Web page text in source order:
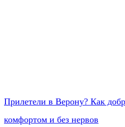
Прилетели в Верону? Как
комфортом и без нервов